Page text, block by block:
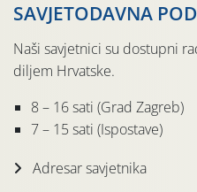
SAVJETODAVNA
Naši savjetnici su dostupni
diljem Hrvatske.
8 – 16 sati (Grad Zagreb)
7 – 15 sati (Ispostave)
Adresar savjetnika